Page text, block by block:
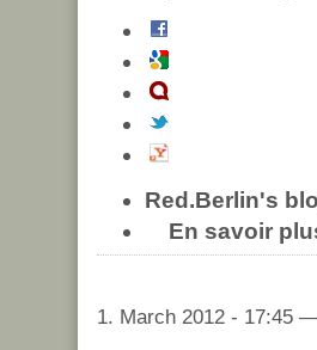
Red.Berlin's
En savoir
1. March 2012 - 17:45